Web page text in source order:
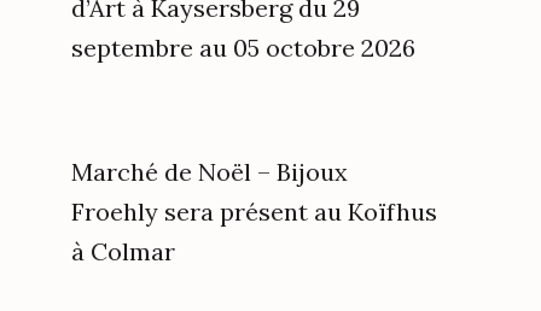
d’Art à Kaysersberg du 29
septembre au 05 octobre 2026
Marché de Noël – Bijoux
Froehly sera présent au Koïfhus
à Colmar